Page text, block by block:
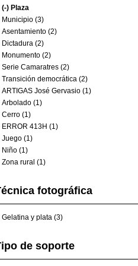
(-) Plaza
Municipio (3)
Asentamiento (2)
Dictadura (2)
Monumento (2)
Serie Camaratres (2)
Transición democrática (2)
ARTIGAS José Gervasio (1)
Arbolado (1)
Cerro (1)
ERROR 413H (1)
Juego (1)
Niño (1)
Zona rural (1)
fotográfica
Gelatina y plata (3)
de soporte